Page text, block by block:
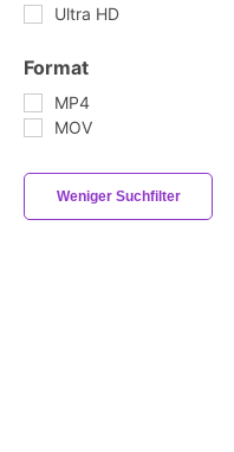
Ultra HD
Format
MP4
MOV
Weniger Suchfilter